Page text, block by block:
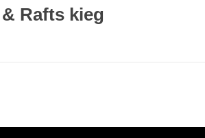
Rafts kieg